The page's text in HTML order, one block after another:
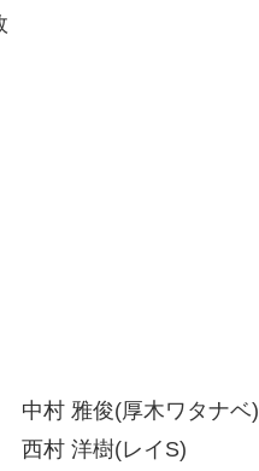
村 雅俊(厚木ワタナベ)
村 洋樹(レイS)